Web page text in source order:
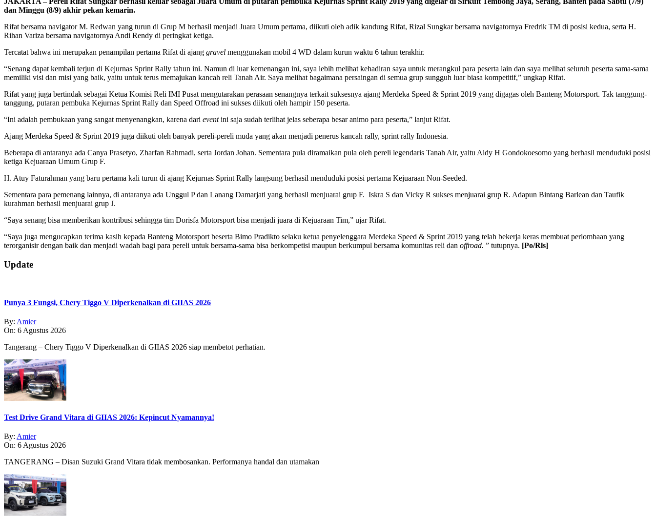
dan Minggu (8/9) akhir pekan kemarin.
Rifat bersama navigator M. Redwan yang turun di Grup M berhasil menjadi Juara Umum pertama, diikuti oleh adik kandung Rifat, Rizal Sungkar bersama navigatornya Fredrik TM di posisi kedua, serta H.
Rihan Variza bersama navigatornya Andi Rendy di peringkat ketiga.
Tercatat bahwa ini merupakan penampilan pertama Rifat di ajang gravel menggunakan mobil 4 WD dalam kurun waktu 6 tahun terakhir.
“Senang dapat kembali terjun di Kejurnas Sprint Rally tahun ini. Namun di luar kemenangan ini, saya lebih melihat kehadiran saya untuk merangkul para peserta lain dan saya melihat seluruh peserta sama-sama
memiliki visi dan misi yang baik, yaitu untuk terus memajukan kancah reli Tanah Air. Saya melihat bagaimana persaingan di semua grup sungguh luar biasa kompetitif,” ungkap Rifat.
Rifat yang juga bertindak sebagai Ketua Komisi Reli IMI Pusat mengutarakan perasaan senangnya terkait suksesnya ajang Merdeka Speed & Sprint 2019 yang digagas oleh Banteng Motorsport. Tak tanggung-
tanggung, putaran pembuka Kejurnas Sprint Rally dan Speed Offroad ini sukses diikuti oleh hampir 150 peserta.
“Ini adalah pembukaan yang sangat menyenangkan, karena dari eventini saja sudah terlihat jelas seberapa besar animo para peserta,” lanjut Rifat.
Ajang Merdeka Speed & Sprint 2019 juga diikuti oleh banyak pereli-pereli muda yang akan menjadi penerus kancah rally, sprint rally Indonesia.
Beberapa di antaranya ada Canya Prasetyo, Zharfan Rahmadi, serta Jordan Johan. Sementara pula diramaikan pula oleh pereli legendaris Tanah Air, yaitu Aldy H Gondokoesomo yang berhasil menduduki posisi
ketiga Kejuaraan Umum Grup F.
H. Atuy Faturahman yang baru pertama kali turun di ajang Kejurnas Sprint Rally langsung berhasil menduduki posisi pertama Kejuaraan Non-Seeded.
Sementara para pemenang lainnya, di antaranya ada Unggul P dan Lanang Damarjati yang berhasil menjuarai grup F. Iskra S dan Vicky R sukses menjuarai grup R. Adapun Bintang Barlean dan Taufik
kurahman berhasil menjuarai grup J.
“Saya senang bisa memberikan kontribusi sehingga tim Dorisfa Motorsport bisa menjadi juara di Kejuaraan Tim,” ujar Rifat.
“Saya juga mengucapkan terima kasih kepada Banteng Motorsport beserta Bimo Pradikto selaku ketua penyelenggara Merdeka Speed & Sprint 2019 yang telah bekerja keras membuat perlombaan yang
terorganisir dengan baik dan menjadi wadah bagi para pereli untuk bersama-sama bisa berkompetisi maupun berkumpul bersama komunitas reli dan offroad. ” tutupnya. [Po/Rls]
2019-
09-
Update
Punya 3 Fungsi, Chery Tiggo V Diperkenalkan di GIIAS 2026
By: Amier
On: 6 Agustus 2026
Tangerang – Chery Tiggo V Diperkenalkan di GIIAS 2026 siap membetot perhatian.
Test Drive Grand Vitara di GIIAS 2026: Kepincut Nyamannya!
By: Amier
On: 6 Agustus 2026
TANGERANG – Disan Suzuki Grand Vitara tidak membosankan. Performanya handal dan utamakan